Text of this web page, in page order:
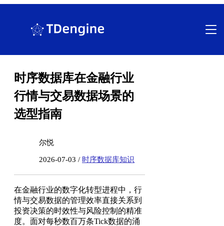
时序数据库在金融行业
行情与交易数据场景的
选型指南
尔悦
2026-07-03 / 时序数据库知识
在金融行业的数字化转型进程中，行
情与交易数据的管理效率直接关系到
投资决策的时效性与风险控制的精准
度。面对每秒数百万条Tick数据的涌